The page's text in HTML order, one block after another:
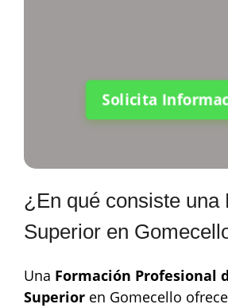
Solicita
¿En qué consiste una
Superior en
Una Formación Profesional
Superior en Gomecello